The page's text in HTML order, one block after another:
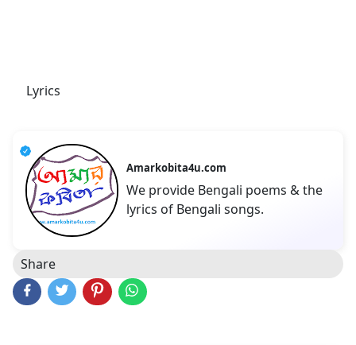
Lyrics
Amarkobita4u.com
We provide Bengali poems & the
lyrics of Bengali songs.
Share